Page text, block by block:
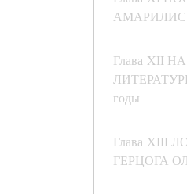
АМАРИЛИС.
Глава XII
годы
Глава XIII
ГЕРЦОГА